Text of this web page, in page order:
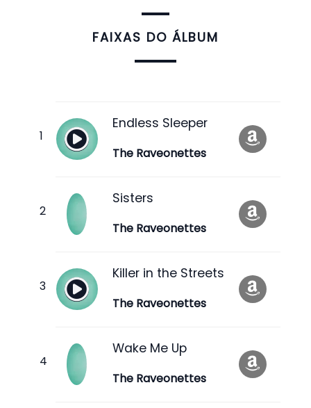
FAIXAS DO ÁLBUM
Endless Sleeper
The Raveonettes
Sisters
The Raveonettes
Killer in the Streets
The Raveonettes
Wake Me Up
The Raveonettes